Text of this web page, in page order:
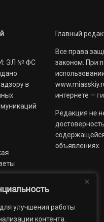
улучшения работы
контента.
ЭЛ № ФС
в
дом
Главный
Все права
законом. При
интернете —
Редакция не
объявлениях.